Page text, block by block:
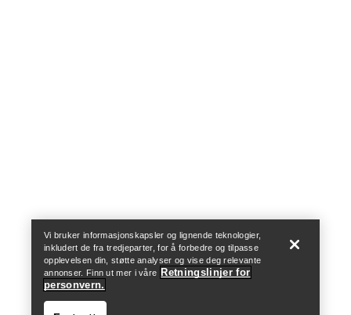
Vi bruker informasjonskapsler og lignende teknologier,
inkludert de fra tredjeparter, for å forbedre og tilpasse
opplevelsen din, støtte analyser og vise deg relevante
annonser. Finn ut mer i våre Retningslinjer for
personvern.